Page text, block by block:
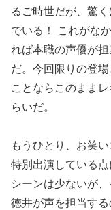
るご時世だが、驚
でいる！ これがな
れば本職の声優が
だ。今回限りの登
ことならこのまま
らいだ。
もうひとり、お笑
特別出演している
シーンは少ないが
徳井が声を担当す